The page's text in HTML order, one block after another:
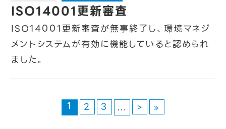
ISO14001更新審査
ISO14001更新審査が無事終了し、環境マネジ
メントシステムが有効に機能していると認められ
ました。
1 2 3 ... > »